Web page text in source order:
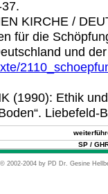
KIRCHE /
für die
und
(1990): Ethik
Liebefeld-
SP /
2002-2004 by PD Dr. Gesine